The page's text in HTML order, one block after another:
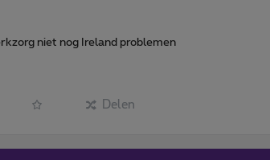
niet nog Ireland problemen
Delen